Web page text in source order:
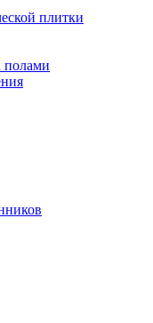
плитки
полами